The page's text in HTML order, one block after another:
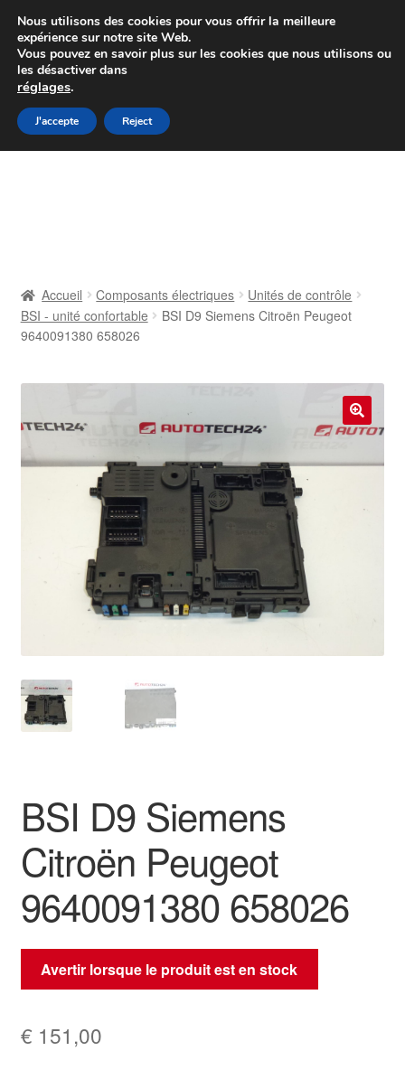
Colissimo livraison à partir de 7 EUR
Du lundi au vendredi de 9 h à 16 h
Aller
à
Aller
au
Contact
Mon compte
Politique de confidentialité
Procédure de Réclamation
Accueil Composants électriques
Unités de contrôle
BSI - unité confortable
BSI D9 Siemens Citroën Peugeot
9640091380 658026
🔍
BSI D9 Siemens
Citroën Peugeot
9640091380 658026
Avertir lorsque le produit est en stock
€ 151,00
Nous utilisons des cookies pour vous offrir la meilleure
expérience sur notre site Web.
Vous pouvez en savoir plus sur les cookies que nous utilisons ou
les désactiver dans
réglages.
J'accepte Reject